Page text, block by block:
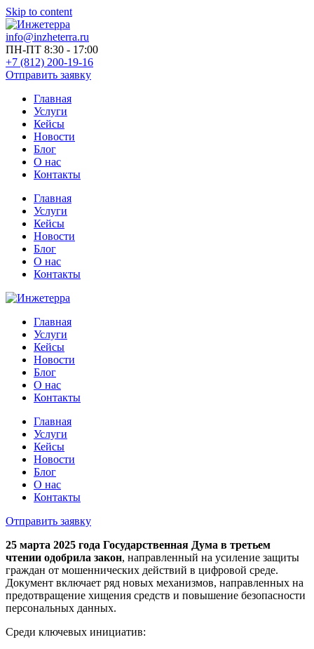
Skip to content
info@inzheterra.ru
ПН-ПТ 8:30 - 17:00
+7 (812) 200-19-16
Отправить заявку
Главная
Услуги
Кейсы
Новости
Блог
О нас
Контакты
Главная
Услуги
Кейсы
Новости
Блог
О нас
Контакты
Главная
Услуги
Кейсы
Новости
Блог
О нас
Контакты
Главная
Услуги
Кейсы
Новости
Блог
О нас
Контакты
Отправить заявку
25 марта 2025 года Государственная Дума в третьем
чтении одобрила закон, направленный на усиление защиты
граждан от мошеннических действий в цифровой среде.
Документ включает ряд новых механизмов, направленных на
предотвращение хищения средств и повышение безопасности
персональных данных.
Среди ключевых инициатив: